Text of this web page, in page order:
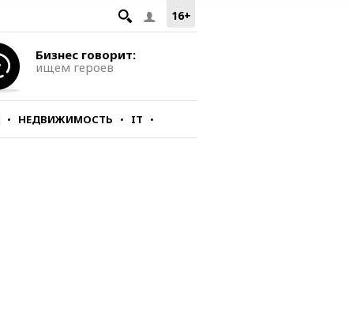
16+
Бизнес говорит:
ищем героев
НЕДВИЖИМОСТЬ IT